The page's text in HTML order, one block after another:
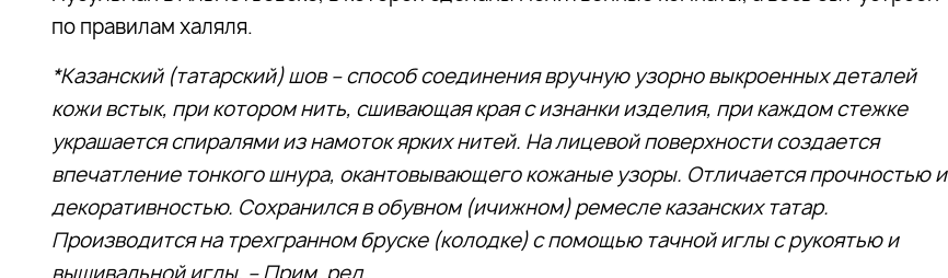
по правилам халяля.
*Казанский (татарский) шов – способ соединения вручную узорно выкроенных деталей
кожи встык, при котором нить, сшивающая края с изнанки изделия, при каждом стежке
украшается спиралями из намоток ярких нитей. На лицевой поверхности создается
впечатление тонкого шнура, окантовывающего кожаные узоры. Отличается прочностью и
декоративностью. Сохранился в обувном (ичижном) ремесле казанских татар.
Производится на трехгранном бруске (колодке) с помощью тачной иглы с рукоятью и